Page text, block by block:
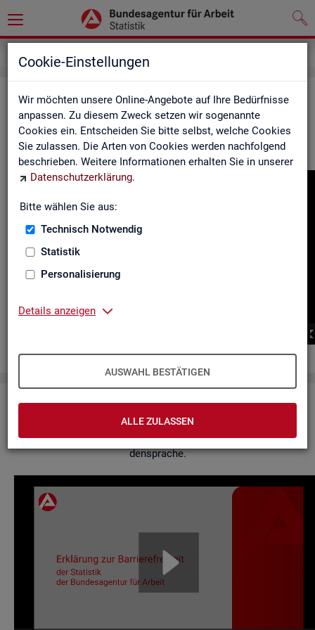
Cookie-Einstellungen
Wir möchten unsere Online-Angebote auf Ihre Bedürfnisse
anpassen. Zu diesem Zweck setzen wir sogenannte
Cookies ein. Entscheiden Sie bitte selbst, welche Cookies
Sie zulassen. Die Arten von Cookies werden nachfolgend
beschrieben. Weitere Informationen erhalten Sie in unserer
Datenschutzerklärung.
Bitte wählen Sie aus:
Technisch Notwendig
Statistik
Personalisierung
Details anzeigen
AUSWAHL BESTÄTIGEN
ALLE ZULASSEN
In­for­ma­tio­nen in Ge­bär­den­spra­che
Hier fin­den Sie unser In­for­ma­ti­ons­vi­deo in Deut­scher Ge­bär­
den­spra­che.
Video-
er
Er­klä­rung zur Bar­rie­re­frei­heit
Hier fin­den Sie un­se­re Er­klä­rung zur Bar­rie­re­frei­heit in Ge­bär­
den­spra­che.